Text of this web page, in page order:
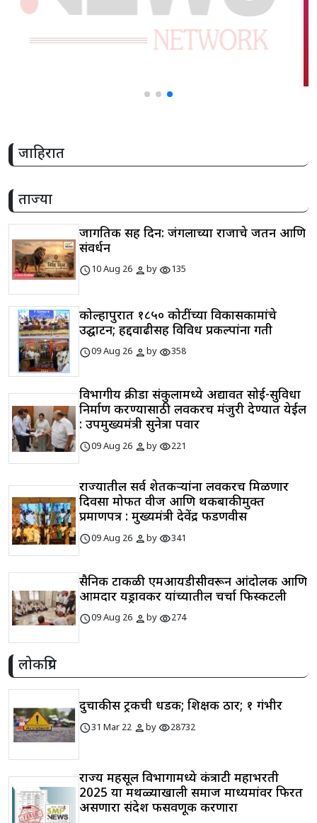
जाहिरात
ताज्या
जागतिक सिंह दिन: जंगलाच्या राजाचे जतन आणि
संवर्धन
schedule10 Aug 26 personbyvisibility135
कोल्हापुरात १८५० कोटींच्या विकासकामांचे
उद्घाटन; हद्दवाढीसह विविध प्रकल्पांना गती
schedule09 Aug 26 personbyvisibility358
विभागीय क्रीडा संकुलामध्ये अद्यावत सोई-सुविधा
निर्माण करण्यासाठी लवकरच मंजुरी देण्यात येईल
: उपमुख्यमंत्री सुनेत्रा पवार
schedule09 Aug 26 personbyvisibility221
राज्यातील सर्व शेतकऱ्यांना लवकरच मिळणार
दिवसा मोफत वीज आणि थकबाकीमुक्त
प्रमाणपत्र : मुख्यमंत्री देवेंद्र फडणवीस
schedule09 Aug 26 personbyvisibility341
सैनिक टाकळी एमआयडीसीवरून आंदोलक आणि
आमदार यड्रावकर यांच्यातील चर्चा फिस्कटली
schedule09 Aug 26 personbyvisibility274
लोकप्रिय
दुचाकीस ट्रकची धडक; शिक्षक ठार; १ गंभीर
schedule31 Mar 22 personbyvisibility28732
राज्य महसूल विभागामध्ये कंत्राटी महाभरती
2025 या मथळ्याखाली समाज माध्यमांवर फिरत
असणारा संदेश फसवणूक करणारा